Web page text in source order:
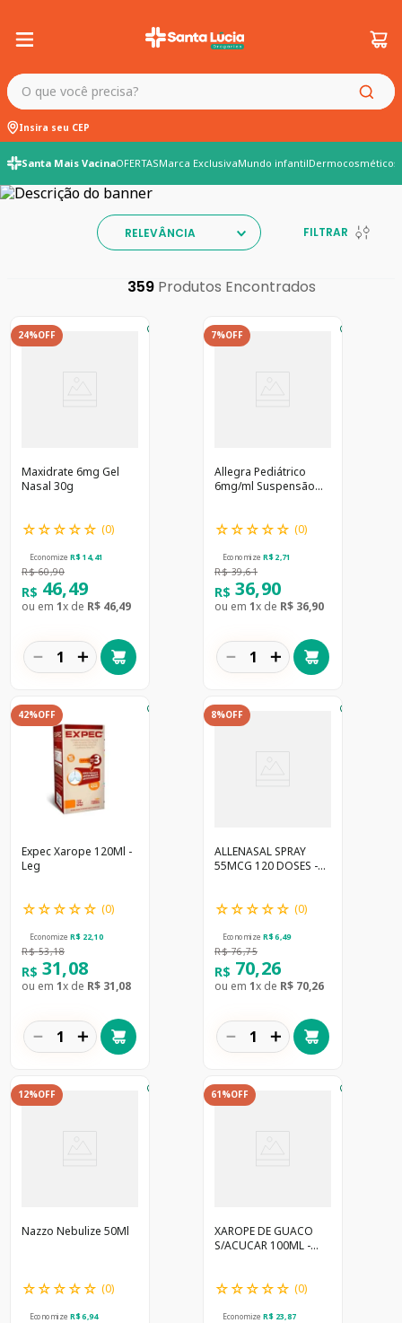
O que você precisa?
Insira seu CEP
Santa Mais VacinaOFERTASMarca ExclusivaMundo infantilDermocosméticos
RELEVÂNCIA FILTRAR
359
24%OFF
Maxidrate 6mg Gel
Nasal 30g
☆☆☆☆☆ (0)
Economize R$ 14,41
R$ 60,90
R$ 46,49
ou em 1x de R$ 46,49
＋
－
7%OFF
Allegra Pediátrico
6mg/ml Suspensão
☆☆☆☆☆ (0)
Economize R$ 2,71
R$ 39,61
R$ 36,90
ou em 1x de R$ 36,90
＋
－
42%OFF
Expec Xarope 120Ml -
Leg
☆☆☆☆☆ (0)
Economize R$ 22,10
R$ 53,18
R$ 31,08
ou em 1x de R$ 31,08
＋
－
8%OFF
ALLENASAL SPRAY
55MCG 120 DOSES -
☆☆☆☆☆ (0)
Economize R$ 6,49
R$ 76,75
R$ 70,26
ou em 1x de R$ 70,26
＋
－
12%OFF
Nazzo Nebulize 50Ml
☆☆☆☆☆ (0)
Economize R$ 6,94
61%OFF
XAROPE DE GUACO
S/ACUCAR 100ML -
☆☆☆☆☆ (0)
Economize R$ 23,87